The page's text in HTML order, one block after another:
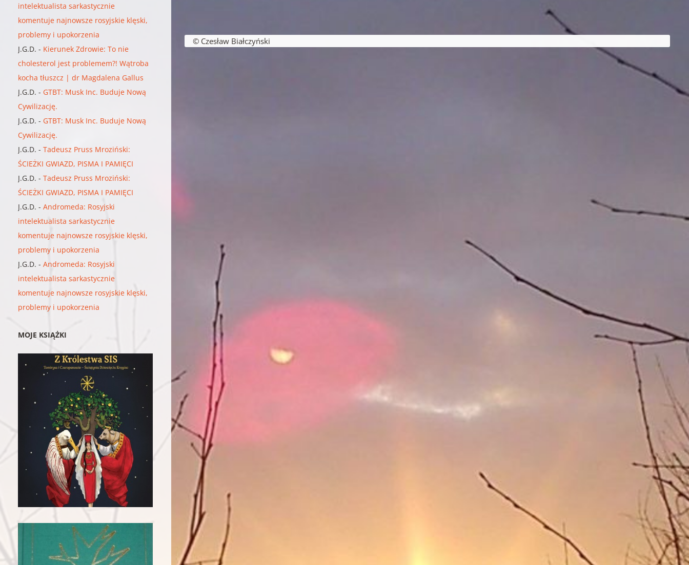
intelektualista sarkastycznie
komentuje najnowsze rosyjskie klęski,
problemy i upokorzenia
J.G.D. - Kierunek Zdrowie: To nie
cholesterol jest problemem?! Wątroba
kocha tłuszcz | dr Magdalena Gallus
J.G.D. - GTBT: Musk Inc. Buduje Nową
Cywilizację.
J.G.D. - GTBT: Musk Inc. Buduje Nową
Cywilizację.
J.G.D. -Tadeusz Pruss Mroziński:
ŚCIEŻKI GWIAZD, PISMA I PAMIĘCI
J.G.D. -Tadeusz Pruss Mroziński:
ŚCIEŻKI GWIAZD, PISMA I PAMIĘCI
J.G.D. -Andromeda: Rosyjski
intelektualista sarkastycznie
komentuje najnowsze rosyjskie klęski,
problemy i upokorzenia
J.G.D. -Andromeda: Rosyjski
intelektualista sarkastycznie
komentuje najnowsze rosyjskie klęski,
problemy i upokorzenia
MOJE KSIĄŻKI
© Czesław Białczyński